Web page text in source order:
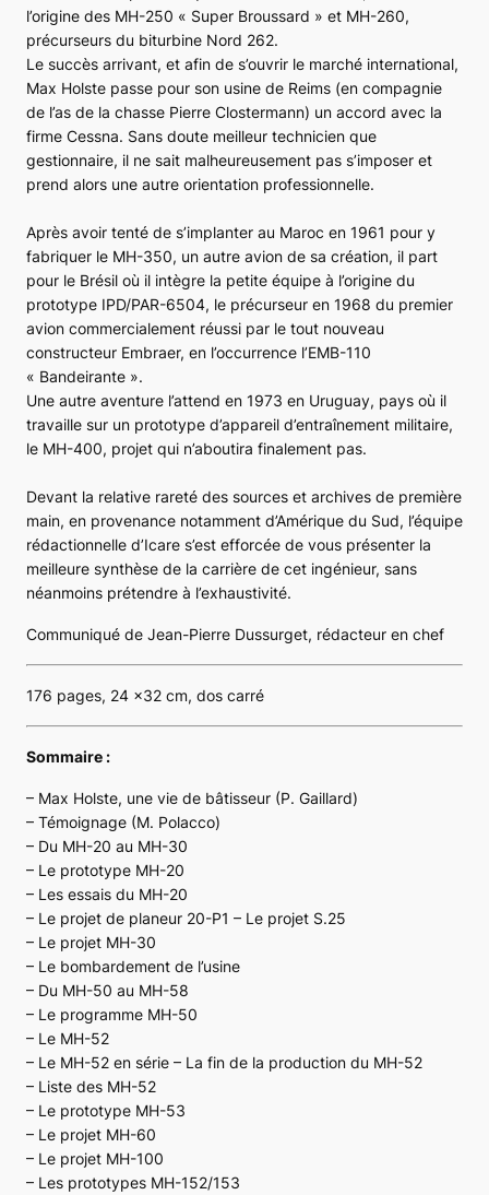
l’origine des MH-250 « Super Broussard » et MH-260,
précurseurs du biturbine Nord 262.
Le succès arrivant, et afin de s’ouvrir le marché international,
Max Holste passe pour son usine de Reims (en compagnie
de l’as de la chasse Pierre Clostermann) un accord avec la
firme Cessna. Sans doute meilleur technicien que
gestionnaire, il ne sait malheureusement pas s’imposer et
prend alors une autre orientation professionnelle.
Après avoir tenté de s’implanter au Maroc en 1961 pour y
fabriquer le MH-350, un autre avion de sa création, il part
pour le Brésil où il intègre la petite équipe à l’origine du
prototype IPD/PAR-6504, le précurseur en 1968 du premier
avion commercialement réussi par le tout nouveau
constructeur Embraer, en l’occurrence l’EMB-110
« Bandeirante ».
Une autre aventure l’attend en 1973 en Uruguay, pays où il
travaille sur un prototype d’appareil d’entraînement militaire,
le MH-400, projet qui n’aboutira finalement pas.
Devant la relative rareté des sources et archives de première
main, en provenance notamment d’Amérique du Sud, l’équipe
rédactionnelle d’Icare s’est efforcée de vous présenter la
meilleure synthèse de la carrière de cet ingénieur, sans
néanmoins prétendre à l’exhaustivité.
Communiqué de Jean-Pierre Dussurget, rédacteur en chef
176 pages, 24 x32 cm, dos carré
Sommaire :
– Max Holste, une vie de bâtisseur (P. Gaillard)
– Témoignage (M. Polacco)
– Du MH-20 au MH-30
– Le prototype MH-20
– Les essais du MH-20
– Le projet de planeur 20-P1 – Le projet S.25
– Le projet MH-30
– Le bombardement de l’usine
– Du MH-50 au MH-58
– Le programme MH-50
– Le MH-52
– Le MH-52 en série – La fin de la production du MH-52
– Liste des MH-52
– Le prototype MH-53
– Le projet MH-60
– Le projet MH-100
– Les prototypes MH-152/153